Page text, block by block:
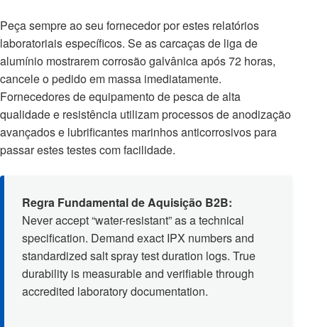
Peça sempre ao seu fornecedor por estes relatórios
laboratoriais específicos. Se as carcaças de liga de
alumínio mostrarem corrosão galvânica após 72 horas,
cancele o pedido em massa imediatamente.
Fornecedores de equipamento de pesca de alta
qualidade e resistência utilizam processos de anodização
avançados e lubrificantes marinhos anticorrosivos para
passar estes testes com facilidade.
Regra Fundamental de Aquisição B2B:
Never accept “water-resistant” as a technical
specification. Demand exact IPX numbers and
standardized salt spray test duration logs. True
durability is measurable and verifiable through
accredited laboratory documentation.